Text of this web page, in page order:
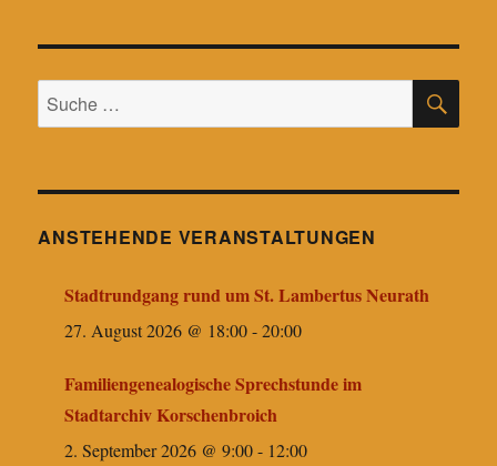
Suche
nach:
ANSTEHENDE VERANSTALTUNGEN
Stadtrundgang rund um St. Lambertus Neurath
27. August 2026 @ 18:00-20:00
Familiengenealogische Sprechstunde im
Stadtarchiv Korschenbroich
2. September 2026 @ 9:00- 12:00